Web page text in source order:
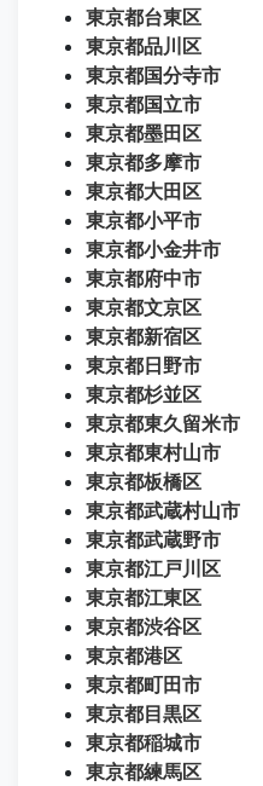
東京都台東区
東京都品川区
東京都国分寺市
東京都国立市
東京都墨田区
東京都多摩市
東京都大田区
東京都小平市
東京都小金井市
東京都府中市
東京都文京区
東京都新宿区
東京都日野市
東京都杉並区
東京都東久留米市
東京都東村山市
東京都板橋区
東京都武蔵村山市
東京都武蔵野市
東京都江戸川区
東京都江東区
東京都渋谷区
東京都港区
東京都町田市
東京都目黒区
東京都稲城市
東京都練馬区